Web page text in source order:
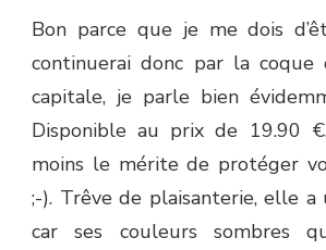
Bon parce que je me dois
continuerai donc par la
capitale, je parle bien
Disponible au prix de 19.90
moins le mérite de protéger
;-). Trêve de plaisanterie, elle a
car ses couleurs sombres